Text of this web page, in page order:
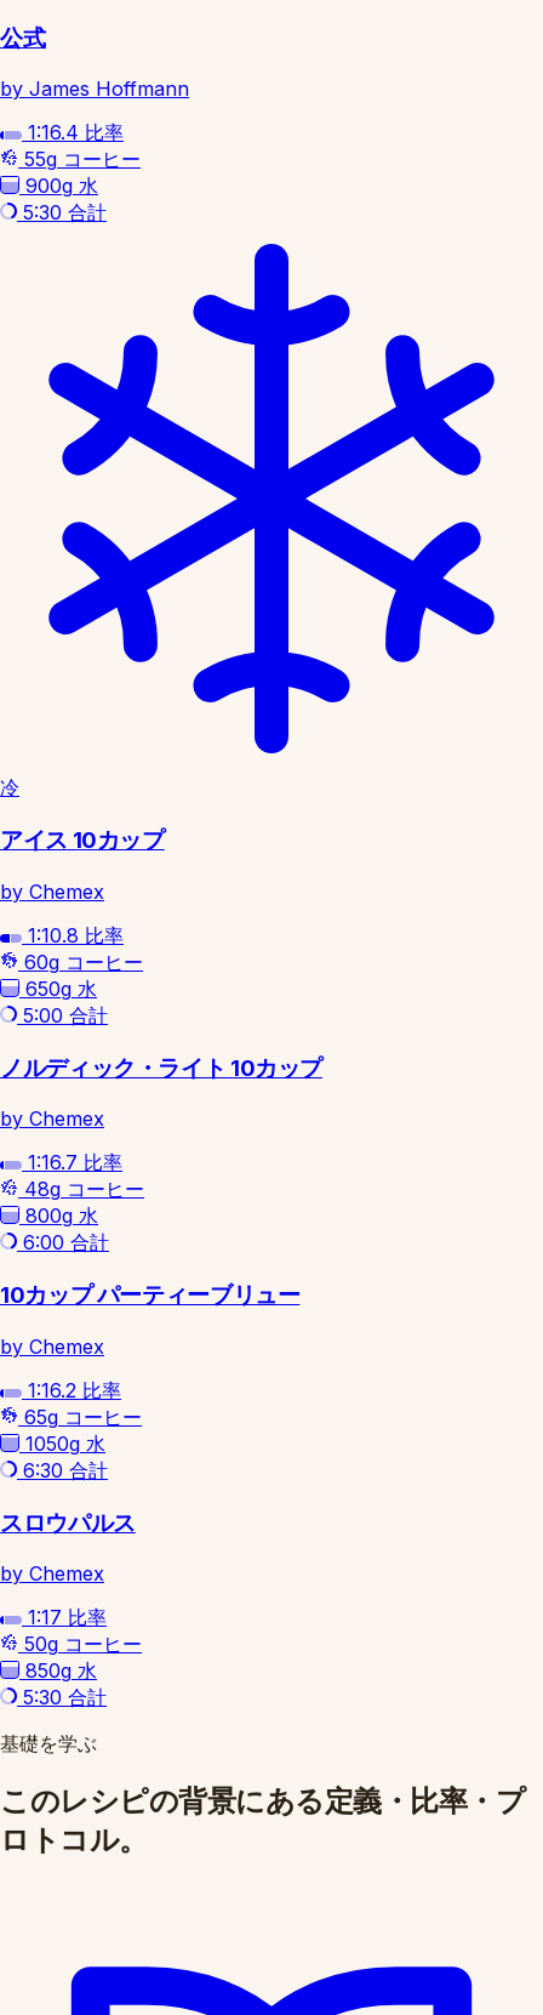
公式
by James Hoffmann
1:16.4 比率
55g コーヒー
900g 水
5:30 合計
冷
アイス 10カップ
by Chemex
1:10.8 比率
60g コーヒー
650g 水
5:00 合計
ノルディック・ライト 10カップ
by Chemex
1:16.7 比率
48g コーヒー
800g 水
6:00 合計
10カップ パーティーブリュー
by Chemex
1:16.2 比率
65g コーヒー
1050g 水
6:30 合計
スロウパルス
by Chemex
1:17 比率
50g コーヒー
850g 水
5:30 合計
基礎を学ぶ
このレシピの背景にある定義・比率・プ
ロトコル。